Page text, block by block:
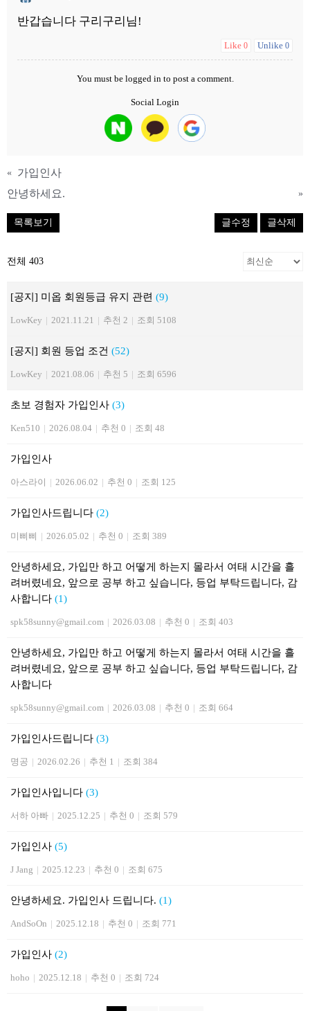
반갑습니다 구리구리님!
Like 0 Unlike 0
You must be logged in to post a comment.
Social Login
« 가입인사
안녕하세요.
»
목록보기 글수정 글삭제
전체 403
[공지] 미옵 회원등급 유지 관련 (9)
LowKey | 2021.11.21 | 추천 2 | 조회 5108
[공지] 회원 등업 조건 (52)
LowKey | 2021.08.06 | 추천 5 | 조회 6596
초보 경험자 가입인사 (3)
Ken510 | 2026.08.04 | 추천 0 | 조회 48
가입인사
아스라이 | 2026.06.02 | 추천 0 | 조회 125
가입인사드립니다 (2)
미삐삐 | 2026.05.02 | 추천 0 | 조회 389
안녕하세요, 가입만 하고 어떻게 하는지 몰라서 여태 시간을 흘
려버렸네요, 앞으로 공부 하고 싶습니다, 등업 부탁드립니다, 감
사합니다 (1)
spk58sunny@gmail.com | 2026.03.08 | 추천 0 | 조회 403
안녕하세요, 가입만 하고 어떻게 하는지 몰라서 여태 시간을 흘
려버렸네요, 앞으로 공부 하고 싶습니다, 등업 부탁드립니다, 감
사합니다
spk58sunny@gmail.com | 2026.03.08 | 추천 0 | 조회 664
가입인사드립니다 (3)
명공 | 2026.02.26 | 추천 1 | 조회 384
가입인사입니다 (3)
서하 아빠 | 2025.12.25 | 추천 0 | 조회 579
가입인사 (5)
J Jang | 2025.12.23 | 추천 0 | 조회 675
안녕하세요. 가입인사 드립니다. (1)
AndSoOn | 2025.12.18 | 추천 0 | 조회 771
가입인사 (2)
hoho | 2025.12.18 | 추천 0 | 조회 724